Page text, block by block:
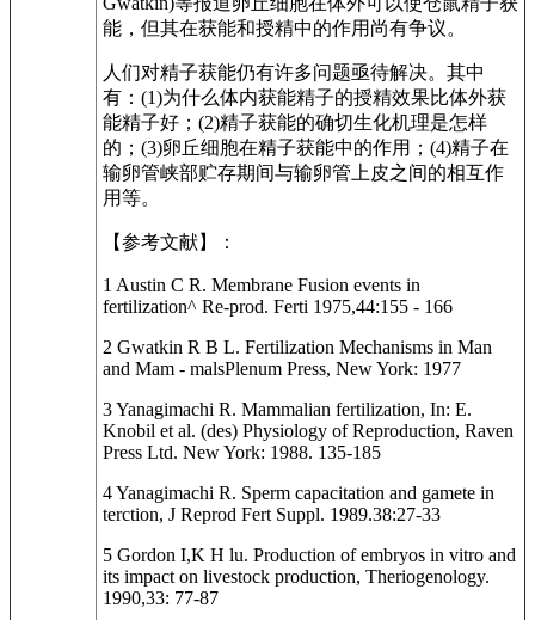
能，但其在获能和授精中的作用尚有争议。
人们对精子获能仍有许多问题亟待解决。其中
有：(1)为什么体内获能精子的授精效果比体外获
能精子好；(2)精子获能的确切生化机理是怎样
的；(3)卵丘细胞在精子获能中的作用；(4)精子在
输卵管峡部贮存期间与输卵管上皮之间的相互作
用等。
【参考文献】：
1 Austin C R. Membrane Fusion events in
fertilization^ Re-prod. Ferti 1975,44:155 - 166
2 Gwatkin R B L. Fertilization Mechanisms in Man
and Mam - malsPlenum Press, New York: 1977
3 Yanagimachi R. Mammalian fertilization, In: E.
Knobil et al. (des) Physiology of Reproduction, Raven
Press Ltd. New York: 1988. 135-185
4 Yanagimachi R. Sperm capacitation and gamete in
terction, J Reprod Fert Suppl. 1989.38:27-33
5 Gordon I,K H lu. Production of embryos in vitro and
its impact on livestock production, Theriogenology.
1990,33: 77-87